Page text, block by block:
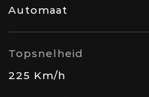
Automaat
Topsnelheid
225 Km/h